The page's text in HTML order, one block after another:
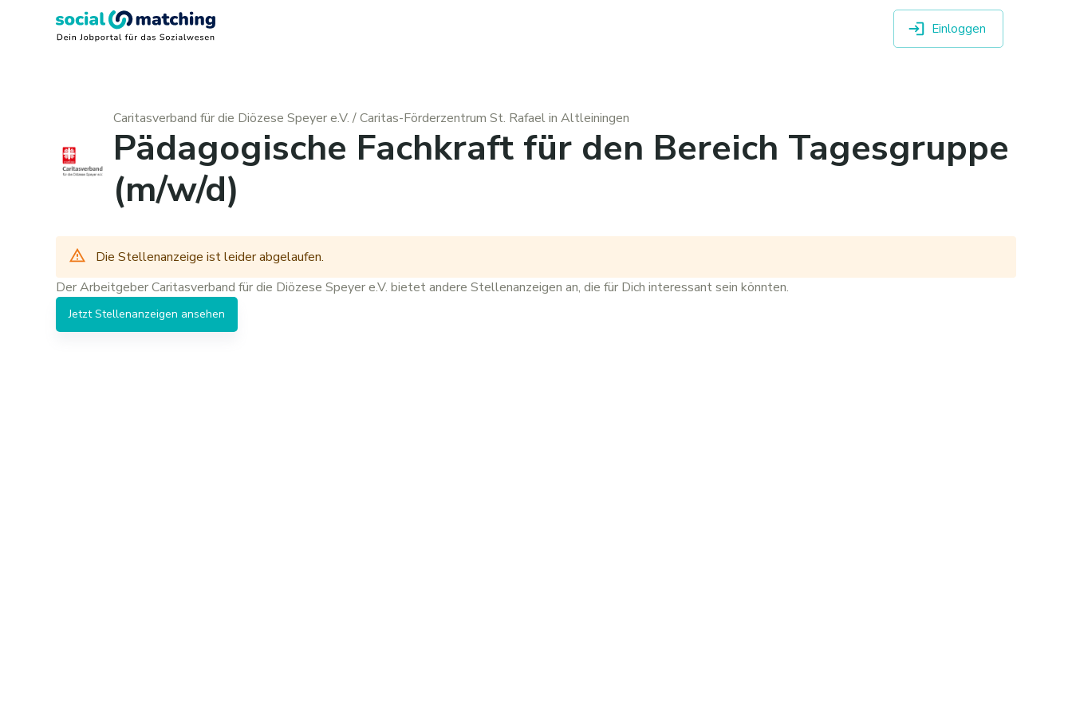
Einloggen
Caritasverband für die Diözese Speyer e.V. /Caritas-Förderzentrum St. Rafael in Altleiningen
Pädagogische Fachkraft für den Bereich Tagesgruppe
(m/w/d)
Die Stellenanzeige ist leider abgelaufen.
Der ArbeitgeberCaritasverband für die Diözese Speyer e.V. bietet andere Stellenanzeigen an, die für Dich interessant sein könnten.
JetztStellenanzeigen ansehen